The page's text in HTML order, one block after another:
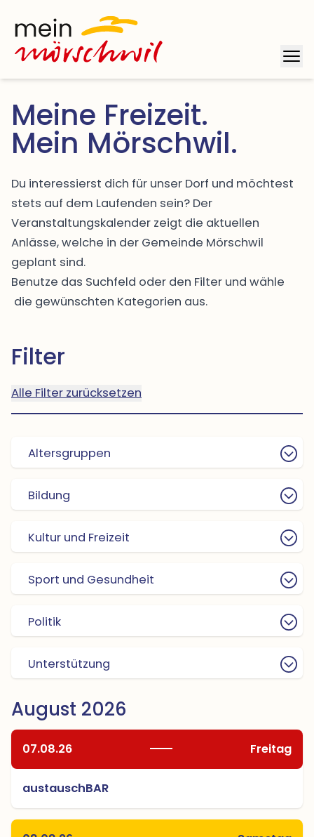
Startseite
Meine Freizeit.
Mein Mörschwil.
Du interessierst dich für unser Dorf und möchtest
stets auf dem Laufenden sein? Der
Veranstaltungskalender zeigt die aktuellen
Anlässe, welche in der Gemeinde Mörschwil
geplant sind.
Benutze das Suchfeld oder den Filter und wähle
die gewünschten Kategorien aus.
Filter
Alle Filter zurücksetzen
Altersgruppen
Bildung
Kultur und Freizeit
Sport und Gesundheit
Politik
Unterstützung
August 2026
07.08.26 Freitag
austauschBAR